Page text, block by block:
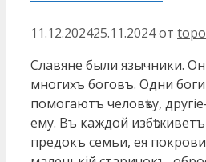
11.12.202425.11.2024от
Славяне были язычники.
многихъ боговъ. Одни
помогаютъ человѣку,
ему. Въ каждой избѣ
предокъ семьи, ея